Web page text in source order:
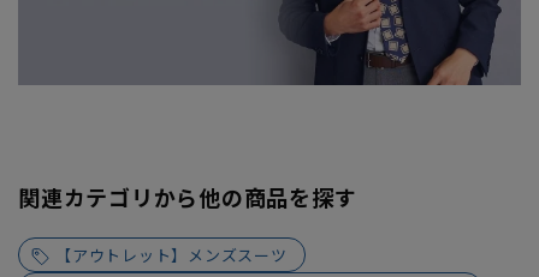
関連カテゴリから他の商品を探す
【アウトレット】メンズスーツ